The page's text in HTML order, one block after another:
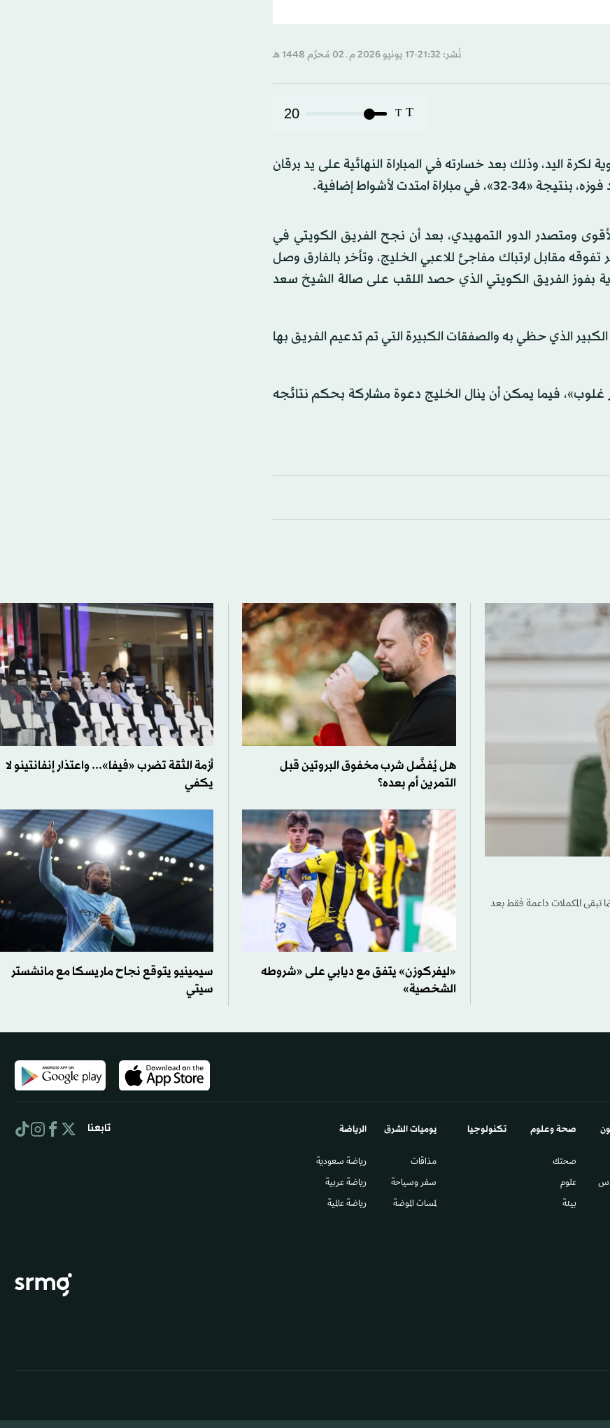
نُشر: 21:32-17 يونيو 2026 م ـ 02 مُحرَّم 1448 هـ
T
T
20
اليد، وذلك بعد خسارته في المباراة النهائية على يد برقان
امتدت لأشواط إضافية.
ومتصدر الدور التمهيدي، بعد أن نجح الفريق الكويتي في
تفوقه مقابل ارتباك مفاجئ للاعبي الخليج، وتأخر بالفارق وصل
بفوز الفريق الكويتي الذي حصد اللقب على صالة الشيخ سعد
الذي حظي به والصفقات الكبيرة التي تم تدعيم الفريق بها
غلوب»، فيما يمكن أن ينال الخليج دعوة مشاركة بحكم نتائجه
تبقى المكملات داعمة فقط بعد
هل يُفضَّل شرب مخفوق البروتين قبل
التمرين أم بعده؟
أزمة الثقة تضرب «فيفا»... واعتذار إنفانتينو لا
يكفي
«ليفركوزن» يتفق مع ديابي على «شروطه
الشخصية»
سيمينيو يتوقع نجاح ماريسكا مع مانشستر
سيتي
صحة وعلوم
صحتك
علوم
بيئة
تكنولوجيا يوميات الشرق​
مذاقات
سفر وسياحة
لمسات الموضة
الرياضة
رياضة سعودية
رياضة عربية
رياضة عالمية
تابعنا